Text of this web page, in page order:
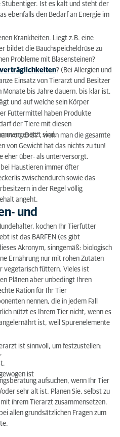
Stubentiger. Ist es kalt und steht der
ebenfalls den Bedarf an Energie im
Krankheiten. Liegt z.B. eine
bildet die Bauchspeicheldrüse zu
Probleme mit Blasensteinen?
? (Bei Allergien und
Einsatz von Tierarzt und Besitzer
Monate bis Jahre dauern, bis klar ist,
und auf welche sein Körper
Futtermittel haben Produkte
der Tiere mit diesen
sind.
von „Diät“, wenn man die gesamte
von Gewicht hat das nichts zu tun!
eher über- als unterversorgt.
Haustieren immer öfter
zwischendurch sowie das
in der Regel völlig
angeht.
und
kochen Ihr Tierfutter
ist das BARFEN (es gibt
Akronym, sinngemäß: biologisch
Ernährung nur mit rohen Zutaten
vegetarisch füttern. Vieles ist
Plänen aber unbedingt Ihren
Ration für Ihr Tier
nennen, die in jedem Fall
nützt es Ihrem Tier nicht, wenn es
ist, weil Spurenelemente
ist sinnvoll, um festzustellen:
ist
aufsuchen, wenn Ihr Tier
sehr alt ist. Planen Sie, selbst zu
ihrem Tierarzt zusammensetzen.
allen grundsätzlichen Fragen zum